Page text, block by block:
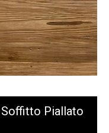
Piallato